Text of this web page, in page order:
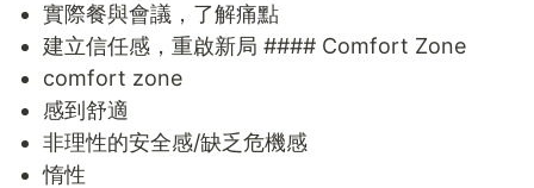
實際餐與會議，了解痛點
建立信任感，重啟新局 #### Comfort Zone
comfort zone
感到舒適
非理性的安全感/缺乏危機感
惰性